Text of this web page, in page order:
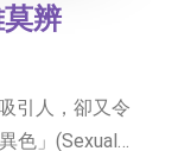
辨
引人，卻又令
色」(Sexual…